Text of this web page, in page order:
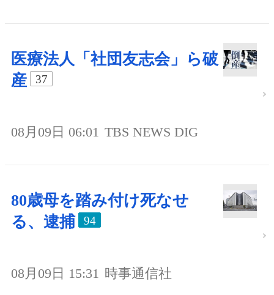
医療法人「社団友志会」ら破
産
37
08月09日 06:01 TBS NEWS DIG
80歳母を踏み付け死なせ
る、逮捕
94
08月09日 15:31 時事通信社